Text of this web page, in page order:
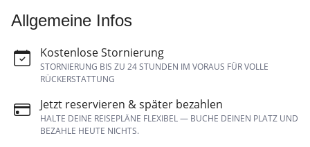
Allgemeine Infos
Kostenlose Stornierung
STORNIERUNG BIS ZU 24 STUNDEN IM VORAUS FÜR VOLLE
RÜCKERSTATTUNG
Jetzt reservieren & später bezahlen
HALTE DEINE REISEPLÄNE FLEXIBEL — BUCHE DEINEN PLATZ UND
BEZAHLE HEUTE NICHTS.